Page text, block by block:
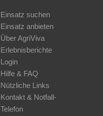
Einsatz suchen
Einsatz anbieten
Über AgriViva
Erlebnisberichte
Login
Hilfe & FAQ
Nützliche Links
Kontakt & Notfall-
Telefon